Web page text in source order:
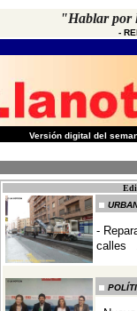
"Hablar por
-
Versión digital del